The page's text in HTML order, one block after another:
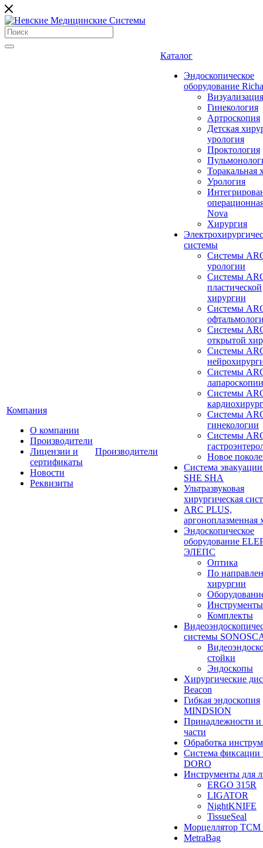
Компания
О компании
Производители
Лицензии и
сертификаты
Новости
Реквизиты
Производители
Каталог
Эндоскопическое
оборудование
Визуализация
Гинекология
Артроскопия
Детская
урология
Проктология
Торакальная
Урология
Nova
Хирургия
системы
Системы
урологии
Системы
пластической
хирургии
Системы
Системы
открытой
Системы
Системы
лапароскопии
Системы
Системы
гинекологии
Системы
Новое
Система
SHE SHA
Ультразвуковая
хирургическая
ARC PLUS,
аргоноплазменная
Эндоскопическое
оборудование
ЭЛЕПС
Оптика
По
хирургии
Инструменты
Комплекты
системы
стойки
Эндоскопы
Хирургические
Beacon
Гибкая эндоскопия
MINDSION
Принадлежности и
части
Обработка
Система фиксации
DORO
Инструменты для
ERGO 315R
LIGATOR
NightKNIFE
TissueSeal
Морцеллятор ТСМ
MetraBag